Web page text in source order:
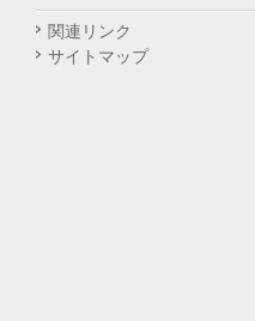
関連リンク
サイトマップ